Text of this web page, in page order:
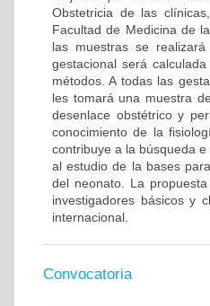
Obstetricia de las
Facultad de Medicina de
las muestras se
gestacional será
métodos. A todas las
les tomará una muestra
desenlace obstétrico y
conocimiento de la
contribuye a la búsqueda
al estudio de la bases
del neonato. La
investigadores básicos y
internacional.
Convocatoria